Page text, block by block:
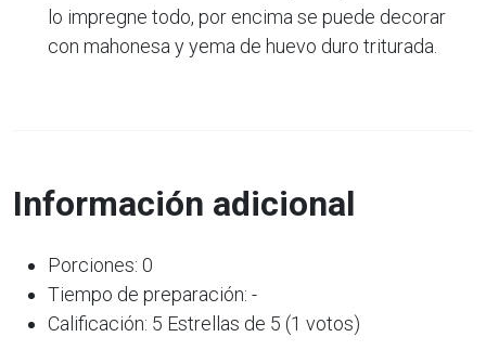
lo impregne todo, por encima se puede decorar
con mahonesa y yema de huevo duro triturada.
Información adicional
Porciones: 0
Tiempo de preparación: -
Calificación: 5 Estrellas de 5 (1 votos)